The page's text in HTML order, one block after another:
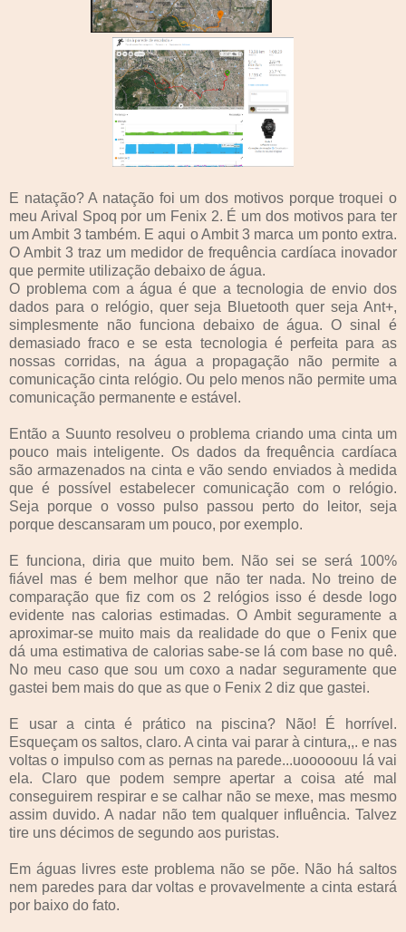
E natação? A natação foi um dos motivos porque troquei o
meu Arival Spoq por um Fenix 2. É um dos motivos para ter
um Ambit 3 também. E aqui o Ambit 3 marca um ponto extra.
O Ambit 3 traz um medidor de frequência cardíaca inovador
que permite utilização debaixo de água.
O problema com a água é que a tecnologia de envio dos
dados para o relógio, quer seja Bluetooth quer seja Ant+,
simplesmente não funciona debaixo de água. O sinal é
demasiado fraco e se esta tecnologia é perfeita para as
nossas corridas, na água a propagação não permite a
comunicação cinta relógio. Ou pelo menos não permite uma
comunicação permanente e estável.
Então a Suunto resolveu o problema criando uma cinta um
pouco mais inteligente. Os dados da frequência cardíaca
são armazenados na cinta e vão sendo enviados à medida
que é possível estabelecer comunicação com o relógio.
Seja porque o vosso pulso passou perto do leitor, seja
porque descansaram um pouco, por exemplo.
E funciona, diria que muito bem. Não sei se será 100%
fiável mas é bem melhor que não ter nada. No treino de
comparação que fiz com os 2 relógios isso é desde logo
evidente nas calorias estimadas. O Ambit seguramente a
aproximar-se muito mais da realidade do que o Fenix que
dá uma estimativa de calorias sabe-se lá com base no quê.
No meu caso que sou um coxo a nadar seguramente que
gastei bem mais do que as que o Fenix 2 diz que gastei.
E usar a cinta é prático na piscina? Não! É horrível.
Esqueçam os saltos, claro. A cinta vai parar à cintura,,. e nas
voltas o impulso com as pernas na parede...uooooouu lá vai
ela. Claro que podem sempre apertar a coisa até mal
conseguirem respirar e se calhar não se mexe, mas mesmo
assim duvido. A nadar não tem qualquer influência. Talvez
tire uns décimos de segundo aos puristas.
Em águas livres este problema não se põe. Não há saltos
nem paredes para dar voltas e provavelmente a cinta estará
por baixo do fato.